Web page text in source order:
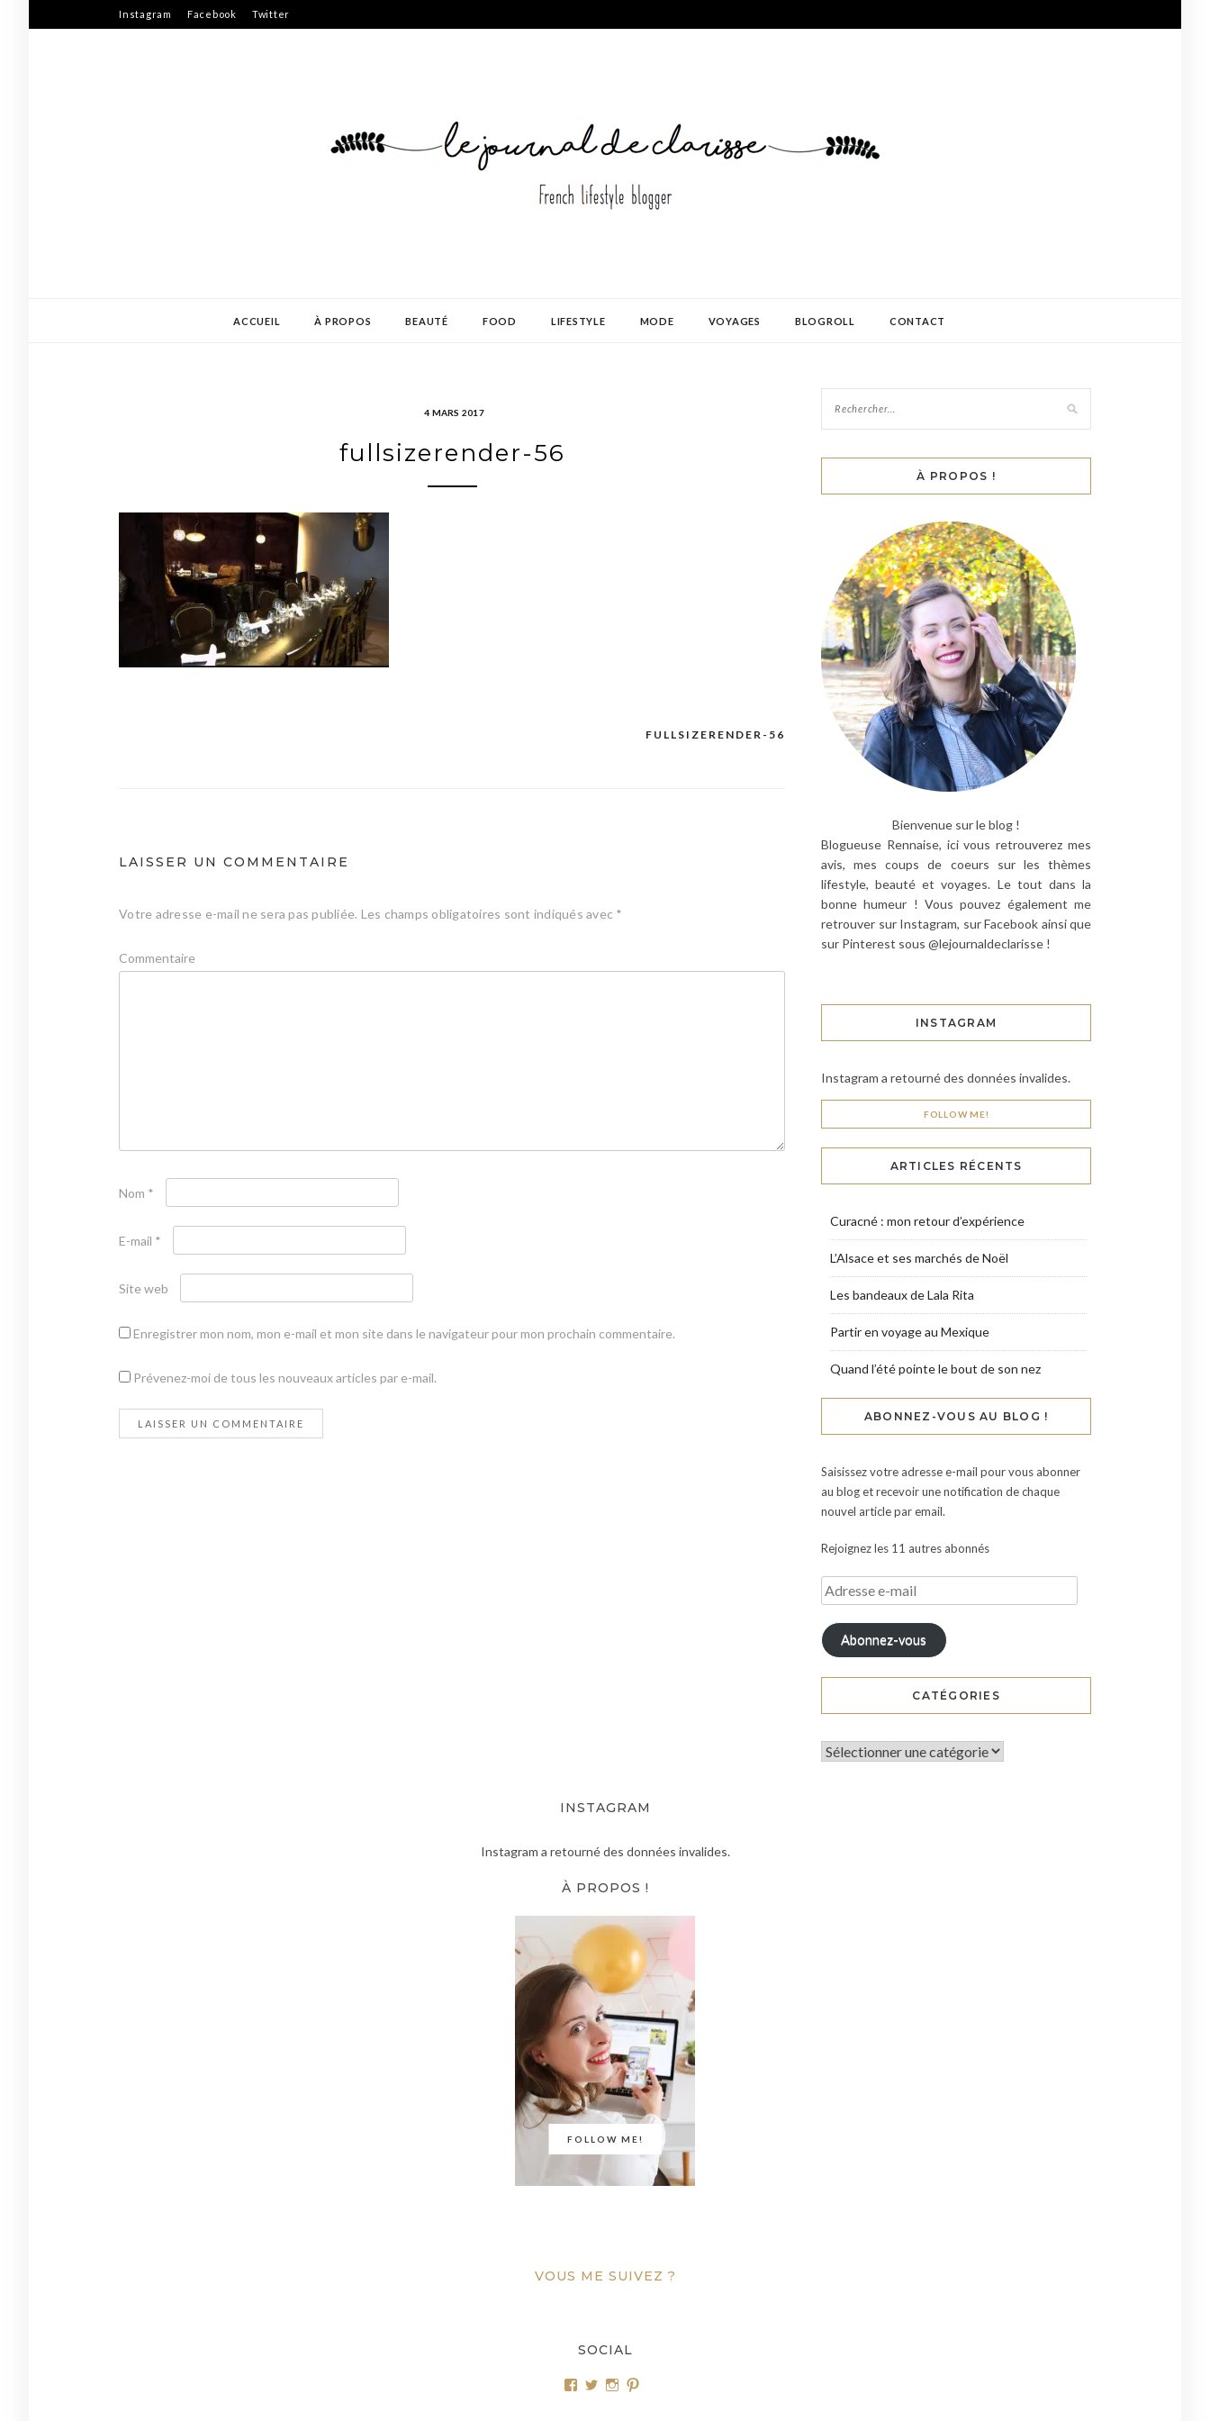
to
Instagram Facebook Twitter
ACCUEIL À PROPOS BEAUTÉ FOOD LIFESTYLE MODE VOYAGES BLOGROLL CONTACT
4 MARS 2017
fullsizerender-56
FULLSIZERENDER-56
LAISSER UN COMMENTAIRE
Votre adresse e-mail ne sera pas publiée. Les champs obligatoires sont indiqués avec *
Commentaire
Nom *
E-mail *
Site web
Enregistrer mon nom, mon e-mail et mon site dans le navigateur pour mon prochain commentaire.
Prévenez-moi de tous les nouveaux articles par e-mail.
À PROPOS !
Bienvenue sur le blog !
Blogueuse Rennaise, ici vous retrouverez mes
avis, mes coups de coeurs sur les thèmes
lifestyle, beauté et voyages. Le tout dans la
bonne humeur ! Vous pouvez également me
retrouver sur Instagram, sur Facebook ainsi que
sur Pinterest sous @lejournaldeclarisse !
INSTAGRAM
Instagram a retourné des données invalides.
FOLLOW ME!
ARTICLES RÉCENTS
Curacné : mon retour d’expérience
L’Alsace et ses marchés de Noël
Les bandeaux de Lala Rita
Partir en voyage au Mexique
Quand l’été pointe le bout de son nez
ABONNEZ-VOUS AU BLOG !
Saisissez votre adresse e-mail pour vous abonner
au blog et recevoir une notification de chaque
nouvel article par email.
Rejoignez les 11 autres abonnés
Abonnez-vous
CATÉGORIES
INSTAGRAM
Instagram a retourné des données invalides.
FOLLOW ME!
À PROPOS !
VOUS ME SUIVEZ ?
SOCIAL
Voir Voir Voir